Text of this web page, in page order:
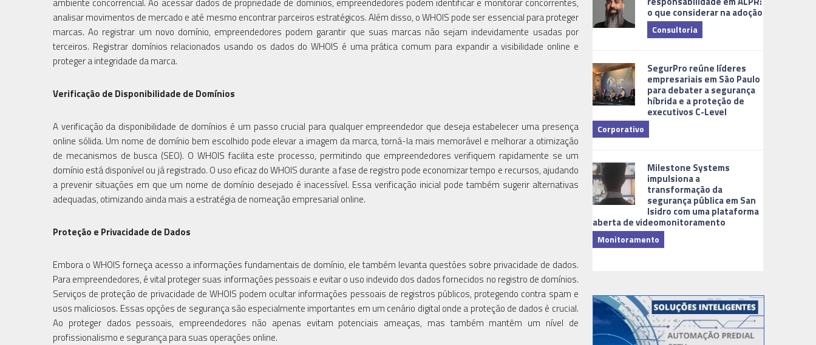
analisar movimentos de mercado e até mesmo encontrar parceiros estratégicos. Além disso, o WHOIS pode ser essencial para proteger
marcas. Ao registrar um novo domínio, empreendedores podem garantir que suas marcas não sejam indevidamente usadas por
terceiros. Registrar domínios relacionados usando os dados do WHOIS é uma prática comum para expandir a visibilidade online e
proteger a integridade da marca.
Verificação de Disponibilidade de Domínios
A verificação da disponibilidade de domínios é um passo crucial para qualquer empreendedor que deseja estabelecer uma presença
online sólida. Um nome de domínio bem escolhido pode elevar a imagem da marca, torná-la mais memorável e melhorar a otimização
de mecanismos de busca (SEO). O WHOIS facilita este processo, permitindo que empreendedores verifiquem rapidamente se um
domínio está disponível ou já registrado. O uso eficaz do WHOIS durante a fase de registro pode economizar tempo e recursos, ajudando
a prevenir situações em que um nome de domínio desejado é inacessível. Essa verificação inicial pode também sugerir alternativas
adequadas, otimizando ainda mais a estratégia de nomeação empresarial online.
Proteção e Privacidade de Dados
Embora o WHOIS forneça acesso a informações fundamentais de domínio, ele também levanta questões sobre privacidade de dados.
Para empreendedores, é vital proteger suas informações pessoais e evitar o uso indevido dos dados fornecidos no registro de domínios.
Serviços de proteção de privacidade de WHOIS podem ocultar informações pessoais de registros públicos, protegendo contra spam e
usos maliciosos. Essas opções de segurança são especialmente importantes em um cenário digital onde a proteção de dados é crucial.
Ao proteger dados pessoais, empreendedores não apenas evitam potenciais ameaças, mas também mantêm um nível de
profissionalismo e segurança para suas operações online.
o que considerar na adoção
Consultoria
SegurPro reúne líderes
empresariais em São Paulo
para debater a segurança
híbrida e a proteção de
executivos C-Level
Corporativo
Milestone Systems
impulsiona a
transformação da
segurança pública em San
Isidro com uma plataforma
aberta de videomonitoramento
Monitoramento